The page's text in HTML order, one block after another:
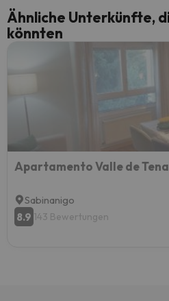
Ähnliche Unterkünfte,
könnten
Apartamento Valle de Tena
Sabinanigo
8.9 143 Bewertungen